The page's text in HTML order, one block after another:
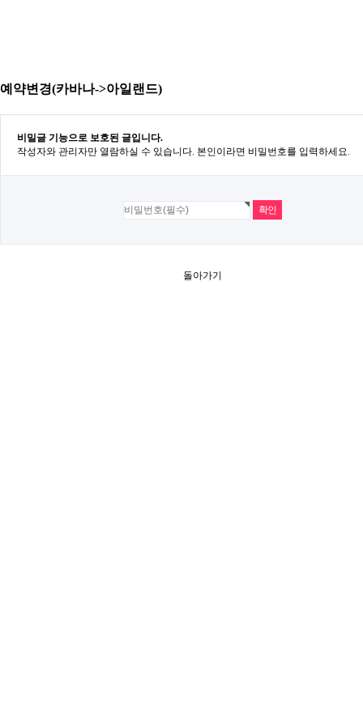
예약변경(카바나->아일랜드)
비밀글 기능으로 보호된 글입니다.
작성자와 관리자만 열람하실 수 있습니다. 본인이라면 비밀번호를 입력하세요.
돌아가기